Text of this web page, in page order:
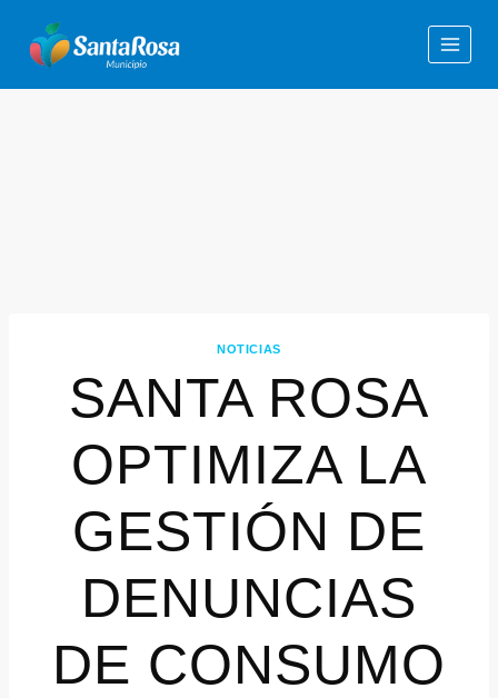
NOTICIAS
SANTA ROSA
OPTIMIZA LA
GESTIÓN DE
DENUNCIAS
DE CONSUMO